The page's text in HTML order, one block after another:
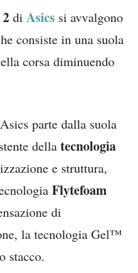
di Asics si avvalgono
consiste in una suola
corsa diminuendo
parte dalla suola
della tecnologia
e struttura,
Flytefoam
di
la tecnologia Gel™
stacco.